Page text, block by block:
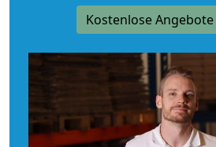
Kostenlose